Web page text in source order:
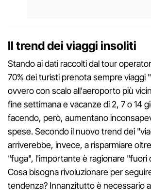
Il trend dei viaggi insoliti
Stando ai dati raccolti dal tour
70% dei turisti prenota sempre viaggi
ovvero con scalo all'aeroporto più
fine settimana e vacanze di 2, 7 o 14
facendo, però, aumentano
spese. Secondo il nuovo trend dei
arriverebbe, invece, a risparmiare
"fuga", l'importante è ragionare "fuori
Cosa bisogna rivoluzionare per
tendenza? Innanzitutto è necessario